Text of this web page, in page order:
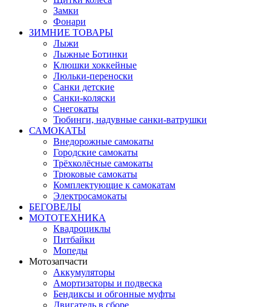
Замки
Фонари
ЗИМНИЕ ТОВАРЫ
Лыжи
Лыжные Ботинки
Клюшки хоккейные
Люльки-переноски
Санки детские
Санки-коляски
Снегокаты
Тюбинги, надувные санки-ватрушки
САМОКАТЫ
Внедорожные самокаты
Городские самокаты
Трёхколёсные самокаты
Трюковые самокаты
Комплектующие к самокатам
Электросамокаты
БЕГОВЕЛЫ
МОТОТЕХНИКА
Квадроциклы
Питбайки
Мопеды
Мотозапчасти
Аккумуляторы
Амортизаторы и подвеска
Бендиксы и обгонные муфты
Двигатель в сборе